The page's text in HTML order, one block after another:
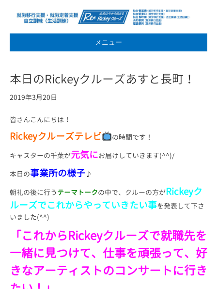
メニュー
本日のRickeyクルーズあすと長町！
2019年3月20日
皆さんこんにちは！
Rickeyクルーズテレビ
の時間です！
キャスターの千葉が元気にお届けしていきます(^^)/
本日の事業所の様子♪
朝礼の後に行うテーマトークの中で、クルーの方がRickeyク
ルーズでこれからやっていきたい事を発表して下さ
いました(^^)
「これからRickeyクルーズで就職先を
一緒に見つけて、仕事を頑張って、好
きなアーティストのコンサートに行き